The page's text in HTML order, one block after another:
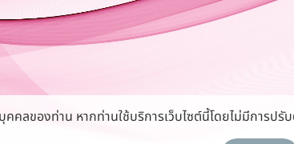
คลของท่าน หากท่านใช้บริการเว็บไซต์นี้โดยไม่มีการป